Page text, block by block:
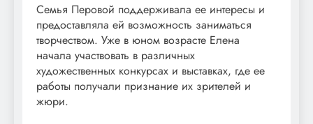
Семья Перовой поддерживала ее интересы и
предоставляла ей возможность заниматься
творчеством. Уже в юном возрасте Елена
начала участвовать в различных
художественных конкурсах и выставках, где ее
работы получали признание их зрителей и
жюри.